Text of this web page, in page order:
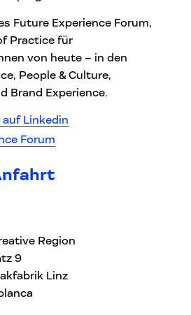
Future Experience Forum,
Practice für
von heute – in den
People & Culture,
Brand Experience.
auf Linkedin
Forum
Region
9
Linz